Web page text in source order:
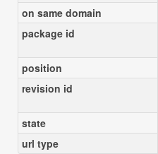
on same domain
package id
position
revision id
state
url type